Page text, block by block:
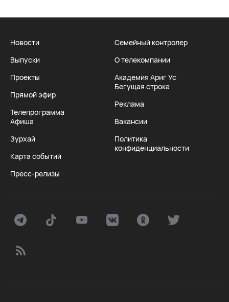
Новости
Выпуски
Проекты
Прямой эфир
Телепрограмма
Афиша
Зурхай
Карта событий
Пресс-релизы
Семейный контролер
О телекомпании
Академия Ариг Ус
Бегущая строка
Реклама
Вакансии
Политика
конфиденциальности